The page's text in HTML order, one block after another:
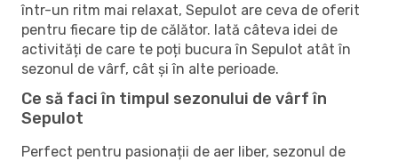
într-un ritm mai relaxat, Sepulot are ceva de oferit
pentru fiecare tip de călător. Iată câteva idei de
activități de care te poți bucura în Sepulot atât în ​​
sezonul de vârf, cât și în alte perioade.
Ce să faci în timpul sezonului de vârf în
Sepulot
Perfect pentru pasionații de aer liber, sezonul de